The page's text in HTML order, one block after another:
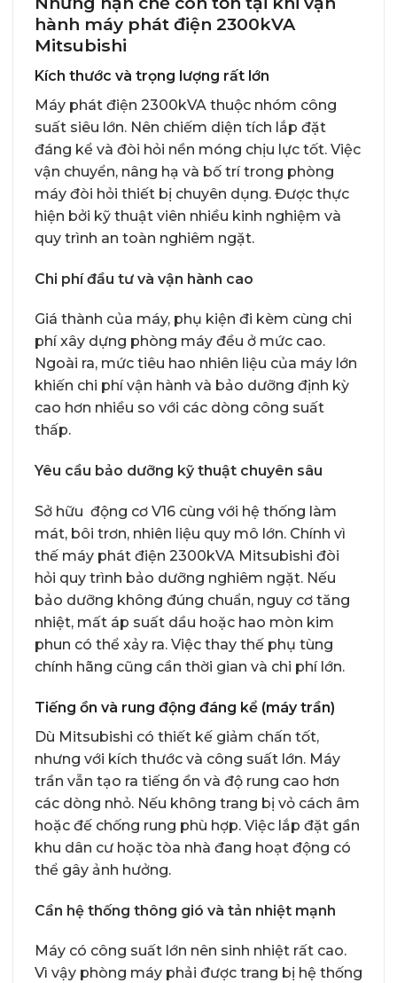
hành máy phát điện 2300kVA
Mitsubishi
Kích thước và trọng lượng rất lớn
Máy phát điện 2300kVA thuộc nhóm công
suất siêu lớn. Nên chiếm diện tích lắp đặt
đáng kể và đòi hỏi nền móng chịu lực tốt. Việc
vận chuyển, nâng hạ và bố trí trong phòng
máy đòi hỏi thiết bị chuyên dụng. Được thực
hiện bởi kỹ thuật viên nhiều kinh nghiệm và
quy trình an toàn nghiêm ngặt.
Chi phí đầu tư và vận hành cao
Giá thành của máy, phụ kiện đi kèm cùng chi
phí xây dựng phòng máy đều ở mức cao.
Ngoài ra, mức tiêu hao nhiên liệu của máy lớn
khiến chi phí vận hành và bảo dưỡng định kỳ
cao hơn nhiều so với các dòng công suất
thấp.
Yêu cầu bảo dưỡng kỹ thuật chuyên sâu
Sở hữu động cơ V16 cùng với hệ thống làm
mát, bôi trơn, nhiên liệu quy mô lớn. Chính vì
thế máy phát điện 2300kVA Mitsubishi đòi
hỏi quy trình bảo dưỡng nghiêm ngặt. Nếu
bảo dưỡng không đúng chuẩn, nguy cơ tăng
nhiệt, mất áp suất dầu hoặc hao mòn kim
phun có thể xảy ra. Việc thay thế phụ tùng
chính hãng cũng cần thời gian và chi phí lớn.
Tiếng ồn và rung động đáng kể (máy trần)
Dù Mitsubishi có thiết kế giảm chấn tốt,
nhưng với kích thước và công suất lớn. Máy
trần vẫn tạo ra tiếng ồn và độ rung cao hơn
các dòng nhỏ. Nếu không trang bị vỏ cách âm
hoặc đế chống rung phù hợp. Việc lắp đặt gần
khu dân cư hoặc tòa nhà đang hoạt động có
thể gây ảnh hưởng.
Cần hệ thống thông gió và tản nhiệt mạnh
Máy có công suất lớn nên sinh nhiệt rất cao.
Vì vậy phòng máy phải được trang bị hệ thống